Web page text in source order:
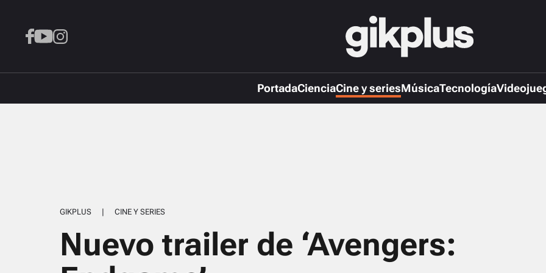
PortadaCienciaCine y seriesMúsicaTecnología
GIKPLUS | CINE Y SERIES
Nuevo trailer de ‘Avengers: